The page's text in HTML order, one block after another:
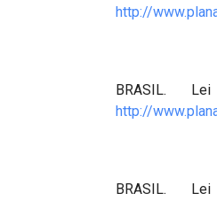
http://
BRASIL.
http://
BRASIL.